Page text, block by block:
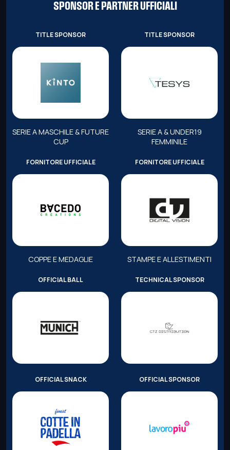
SPONSOR E PARTNER UFFICIALI
TITLE SPONSOR
SERIE A MASCHILE & FUTURE
CUP
TITLE SPONSOR
SERIE A & UNDER19
FEMMINILE
FORNITORE UFFICIALE
COPPE E MEDAGLIE
FORNITORE UFFICIALE
STAMPE E ALLESTIMENTI
OFFICIAL BALL TECHNICAL SPONSOR
OFFICIAL SNACK OFFICIAL SPONSOR